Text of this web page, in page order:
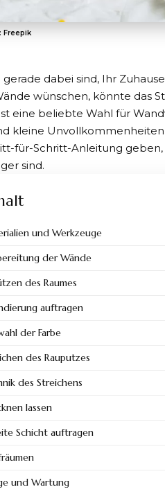
Freepik
gerade dabei sind, Ihr
wünschen, könnte das
eine beliebte Wahl für
kleine
für-Schritt-Anleitung
sind.
und Werkzeuge
der Wände
des Raumes
auftragen
der Farbe
des Rauputzes
des Streichens
lassen
Schicht auftragen
und Wartung